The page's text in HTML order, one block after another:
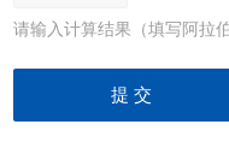
请输入计算结果（填写阿拉